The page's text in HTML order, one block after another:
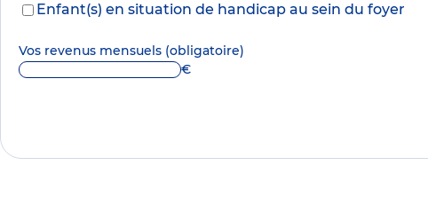
Enfant(s) en situation de handicap au sein du foyer
Vos revenus mensuels (obligatoire)
€